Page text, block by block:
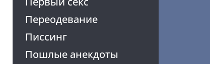
Переодевание
Писсинг
Пошлые анекдоты